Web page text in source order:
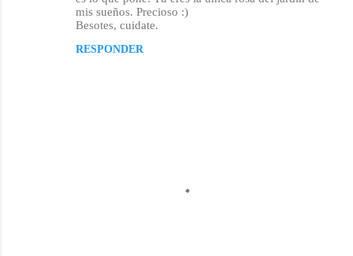
mis sueños. Precioso :)
Besotes, cuidate.
RESPONDER